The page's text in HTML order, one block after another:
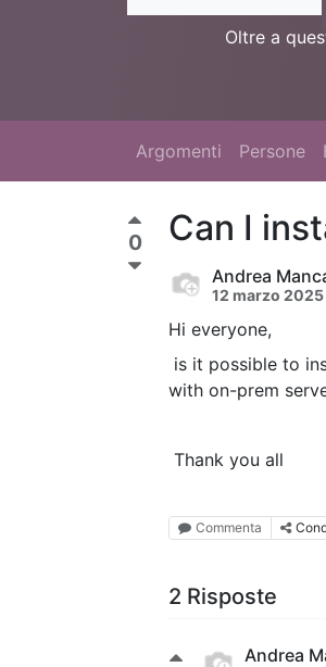
Oltre a
Argomenti Persone
0 Can I
Andrea
12 marzo 2025
Hi everyone,
is it possible to
with on-prem
Thank you all
Commenta
2 Risposte
Andrea